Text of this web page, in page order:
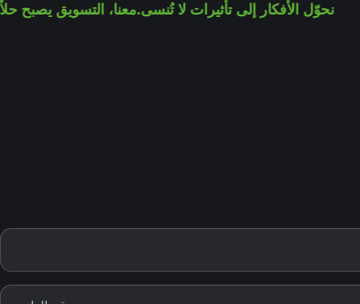
معنا، التسويق يصبحنحوّل الأفكار إلى تأثيرات لا تُنسى.